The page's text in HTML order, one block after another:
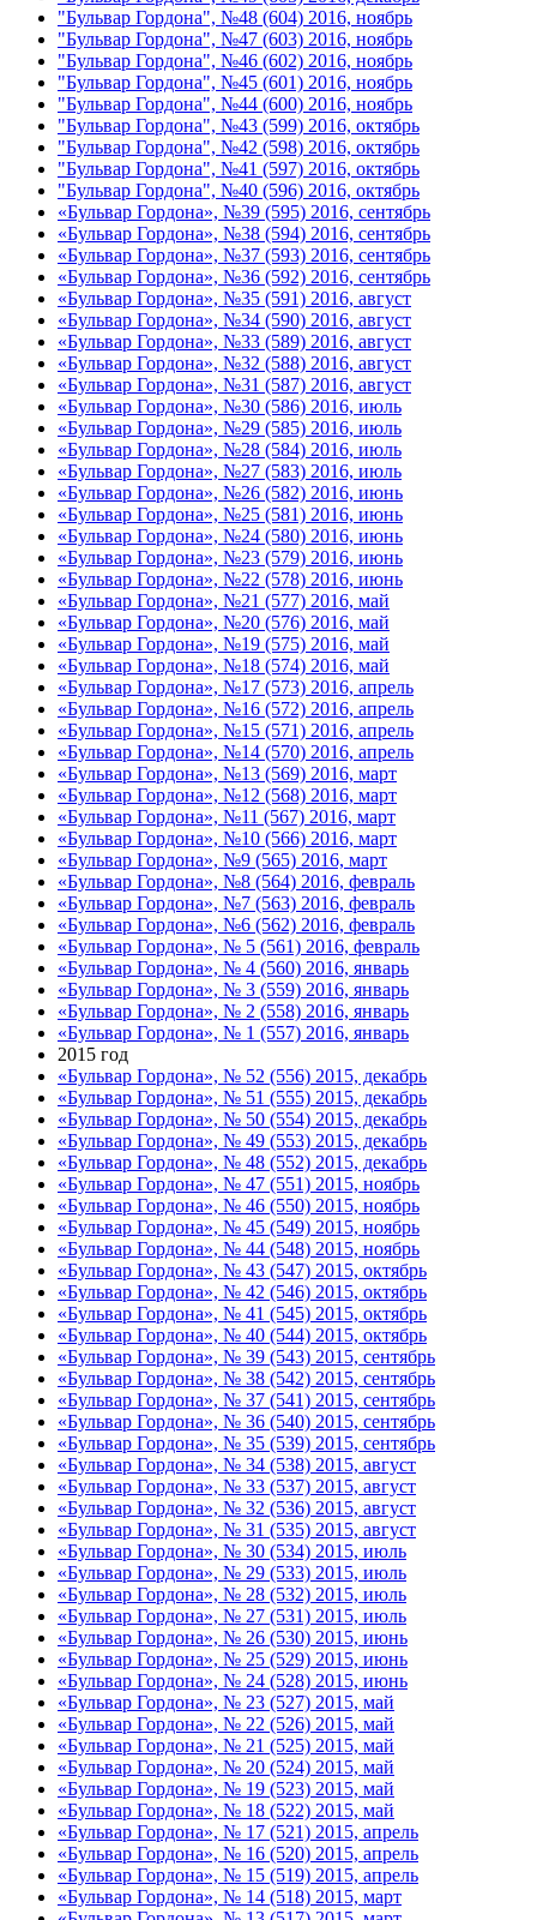
"Бульвар Гордона", №48 (604) 2016, ноябрь
"Бульвар Гордона", №47 (603) 2016, ноябрь
"Бульвар Гордона", №46 (602) 2016, ноябрь
"Бульвар Гордона", №45 (601) 2016, ноябрь
"Бульвар Гордона", №44 (600) 2016, ноябрь
"Бульвар Гордона", №43 (599) 2016, октябрь
"Бульвар Гордона", №42 (598) 2016, октябрь
"Бульвар Гордона", №41 (597) 2016, октябрь
"Бульвар Гордона", №40 (596) 2016, октябрь
«Бульвар Гордона», №39 (595) 2016, сентябрь
«Бульвар Гордона», №38 (594) 2016, сентябрь
«Бульвар Гордона», №37 (593) 2016, сентябрь
«Бульвар Гордона», №36 (592) 2016, сентябрь
«Бульвар Гордона», №35 (591) 2016, август
«Бульвар Гордона», №34 (590) 2016, август
«Бульвар Гордона», №33 (589) 2016, август
«Бульвар Гордона», №32 (588) 2016, август
«Бульвар Гордона», №31 (587) 2016, август
«Бульвар Гордона», №30 (586) 2016, июль
«Бульвар Гордона», №29 (585) 2016, июль
«Бульвар Гордона», №28 (584) 2016, июль
«Бульвар Гордона», №27 (583) 2016, июль
«Бульвар Гордона», №26 (582) 2016, июнь
«Бульвар Гордона», №25 (581) 2016, июнь
«Бульвар Гордона», №24 (580) 2016, июнь
«Бульвар Гордона», №23 (579) 2016, июнь
«Бульвар Гордона», №22 (578) 2016, июнь
«Бульвар Гордона», №21 (577) 2016, май
«Бульвар Гордона», №20 (576) 2016, май
«Бульвар Гордона», №19 (575) 2016, май
«Бульвар Гордона», №18 (574) 2016, май
«Бульвар Гордона», №17 (573) 2016, апрель
«Бульвар Гордона», №16 (572) 2016, апрель
«Бульвар Гордона», №15 (571) 2016, апрель
«Бульвар Гордона», №14 (570) 2016, апрель
«Бульвар Гордона», №13 (569) 2016, март
«Бульвар Гордона», №12 (568) 2016, март
«Бульвар Гордона», №11 (567) 2016, март
«Бульвар Гордона», №10 (566) 2016, март
«Бульвар Гордона», №9 (565) 2016, март
«Бульвар Гордона», №8 (564) 2016, февраль
«Бульвар Гордона», №7 (563) 2016, февраль
«Бульвар Гордона», №6 (562) 2016, февраль
«Бульвар Гордона», № 5 (561) 2016, февраль
«Бульвар Гордона», № 4 (560) 2016, январь
«Бульвар Гордона», № 3 (559) 2016, январь
«Бульвар Гордона», № 2 (558) 2016, январь
«Бульвар Гордона», № 1 (557) 2016, январь
2015 год
«Бульвар Гордона», № 52 (556) 2015, декабрь
«Бульвар Гордона», № 51 (555) 2015, декабрь
«Бульвар Гордона», № 50 (554) 2015, декабрь
«Бульвар Гордона», № 49 (553) 2015, декабрь
«Бульвар Гордона», № 48 (552) 2015, декабрь
«Бульвар Гордона», № 47 (551) 2015, ноябрь
«Бульвар Гордона», № 46 (550) 2015, ноябрь
«Бульвар Гордона», № 45 (549) 2015, ноябрь
«Бульвар Гордона», № 44 (548) 2015, ноябрь
«Бульвар Гордона», № 43 (547) 2015, октябрь
«Бульвар Гордона», № 42 (546) 2015, октябрь
«Бульвар Гордона», № 41 (545) 2015, октябрь
«Бульвар Гордона», № 40 (544) 2015, октябрь
«Бульвар Гордона», № 39 (543) 2015, сентябрь
«Бульвар Гордона», № 38 (542) 2015, сентябрь
«Бульвар Гордона», № 37 (541) 2015, сентябрь
«Бульвар Гордона», № 36 (540) 2015, сентябрь
«Бульвар Гордона», № 35 (539) 2015, сентябрь
«Бульвар Гордона», № 34 (538) 2015, август
«Бульвар Гордона», № 33 (537) 2015, август
«Бульвар Гордона», № 32 (536) 2015, август
«Бульвар Гордона», № 31 (535) 2015, август
«Бульвар Гордона», № 30 (534) 2015, июль
«Бульвар Гордона», № 29 (533) 2015, июль
«Бульвар Гордона», № 28 (532) 2015, июль
«Бульвар Гордона», № 27 (531) 2015, июль
«Бульвар Гордона», № 26 (530) 2015, июнь
«Бульвар Гордона», № 25 (529) 2015, июнь
«Бульвар Гордона», № 24 (528) 2015, июнь
«Бульвар Гордона», № 23 (527) 2015, май
«Бульвар Гордона», № 22 (526) 2015, май
«Бульвар Гордона», № 21 (525) 2015, май
«Бульвар Гордона», № 20 (524) 2015, май
«Бульвар Гордона», № 19 (523) 2015, май
«Бульвар Гордона», № 18 (522) 2015, май
«Бульвар Гордона», № 17 (521) 2015, апрель
«Бульвар Гордона», № 16 (520) 2015, апрель
«Бульвар Гордона», № 15 (519) 2015, апрель
«Бульвар Гордона», № 14 (518) 2015, март